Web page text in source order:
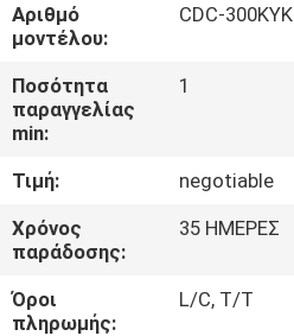
ΠΟΙΟΤΙΚΌΣ
ΈΛΕΓΧΟΣ
ΜΑΣ
ΕΛΆΤΕ
ΣΕ
ΕΠΑΦΉ
ΜΕ
Αριθμό
μοντέλου:
CDC-300KYK
Ποσότητα
παραγγελίας
min:
1
Τιμή:
negotiable
Χρόνος
παράδοσης:
35 ΗΜΕΡΕΣ
Όροι
πληρωμής:
L/C, T/T